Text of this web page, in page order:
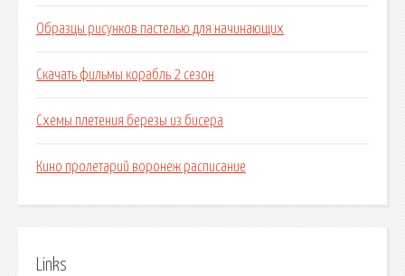
Образцы рисунков пастелью для начинающих
Скачать фильмы корабль 2 сезон
Схемы плетения березы из бисера
Кино пролетарий воронеж расписание
Links